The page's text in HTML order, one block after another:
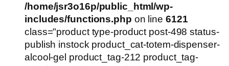
/home/jsr3o16p/public_html/wp-
includes/functions.php on line 6121
class="product type-product post-498 status-
publish instock product_cat-totem-dispenser-
alcool-gel product_tag-212 product_tag-